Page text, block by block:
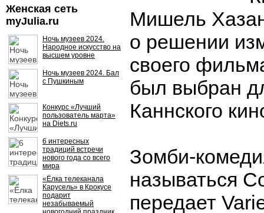
Женская сеть
myJulia.ru
Ночь музеев 2024.
Народное искусство на
высшем уровне
Ночь музеев 2024. Бал
с Пушкиным
Конкурс «Лучший
пользователь марта»
на Diets.ru
6 интересных
традиций встречи
нового года со всего
мира
«Ёлка телеканала
Карусель» в Крокусе
подарит
незабываемый
Мишель
о решении
своего
был выбран
Каннского
Зомби-
называться
передает